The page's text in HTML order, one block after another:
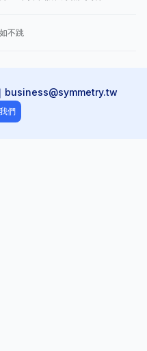
不跳
business@symmetry.tw
們